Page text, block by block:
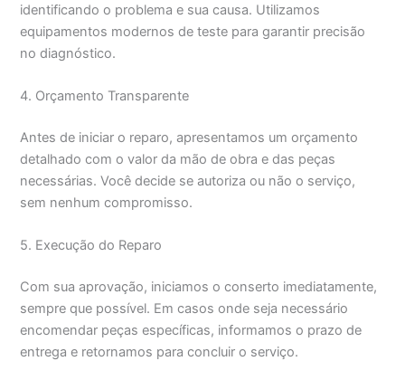
identificando o problema e sua causa. Utilizamos
equipamentos modernos de teste para garantir precisão
no diagnóstico.
4. Orçamento Transparente
Antes de iniciar o reparo, apresentamos um orçamento
detalhado com o valor da mão de obra e das peças
necessárias. Você decide se autoriza ou não o serviço,
sem nenhum compromisso.
5. Execução do Reparo
Com sua aprovação, iniciamos o conserto imediatamente,
sempre que possível. Em casos onde seja necessário
encomendar peças específicas, informamos o prazo de
entrega e retornamos para concluir o serviço.